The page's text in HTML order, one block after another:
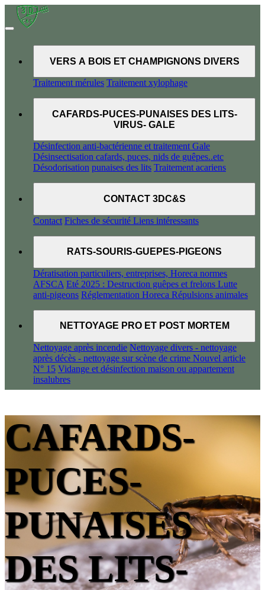
VERS A BOIS ET CHAMPIGNONS DIVERS
Traitement mérules Traitement xylophage
CAFARDS-PUCES-PUNAISES DES LITS-
VIRUS- GALE
Désinfection anti-bactérienne et traitement Gale
Désinsectisation cafards, puces, nids de guêpes..etc
Désodorisation punaises des lits Traitement acariens
CONTACT 3DC&S
Contact Fiches de sécurité Liens intéressants
RATS-SOURIS-GUEPES-PIGEONS
Dératisation particuliers, entreprises, Horeca normes
AFSCA Eté 2025 : Destruction guêpes et frelons Lutte
anti-pigeons Réglementation Horeca Répulsions animales
NETTOYAGE PRO ET POST MORTEM
Nettoyage après incendie Nettoyage divers - nettoyage
après décès - nettoyage sur scène de crime Nouvel article
N° 15 Vidange et désinfection maison ou appartement
insalubres
CAFARDS-
PUCES-
PUNAISES
DES LITS-